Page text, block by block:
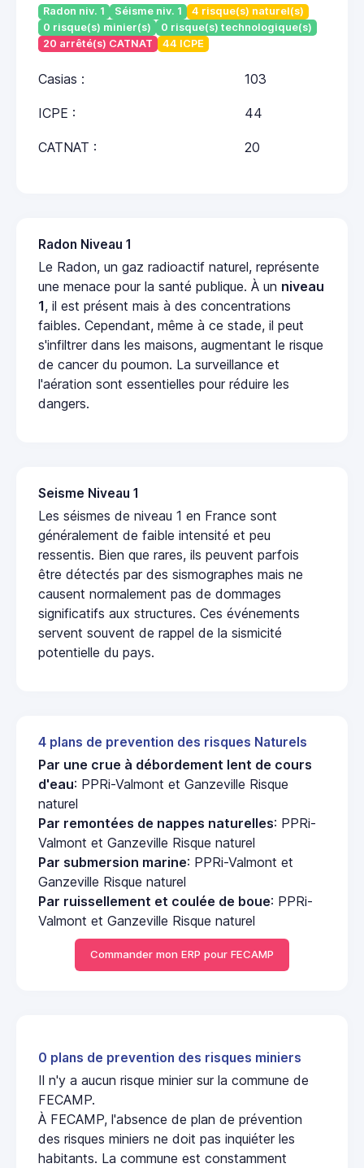
Radon niv. 1 Séisme niv. 1
4 risque(s) naturel(s)
0 risque(s) minier(s)
0 risque(s) technologique(s)
20 arrêté(s) CATNAT
44 ICPE
Casias : 103
ICPE : 44
CATNAT : 20
Radon Niveau 1
Le Radon, un gaz radioactif naturel, représente
une menace pour la santé publique. À un niveau
1, il est présent mais à des concentrations
faibles. Cependant, même à ce stade, il peut
s'infiltrer dans les maisons, augmentant le risque
de cancer du poumon. La surveillance et
l'aération sont essentielles pour réduire les
dangers.
Seisme Niveau 1
Les séismes de niveau 1 en France sont
généralement de faible intensité et peu
ressentis. Bien que rares, ils peuvent parfois
être détectés par des sismographes mais ne
causent normalement pas de dommages
significatifs aux structures. Ces événements
servent souvent de rappel de la sismicité
potentielle du pays.
4 plans de prevention des risques Naturels
Par une crue à débordement lent de cours
d'eau: PPRi-Valmont et Ganzeville Risque
naturel
Par remontées de nappes naturelles: PPRi-
Valmont et Ganzeville Risque naturel
Par submersion marine: PPRi-Valmont et
Ganzeville Risque naturel
Par ruissellement et coulée de boue: PPRi-
Valmont et Ganzeville Risque naturel
Commander mon ERP pour FECAMP
0 plans de prevention des risques miniers
Il n'y a aucun risque minier sur la commune de
FECAMP.
À FECAMP, l'absence de plan de prévention
des risques miniers ne doit pas inquiéter les
habitants. La commune est constamment